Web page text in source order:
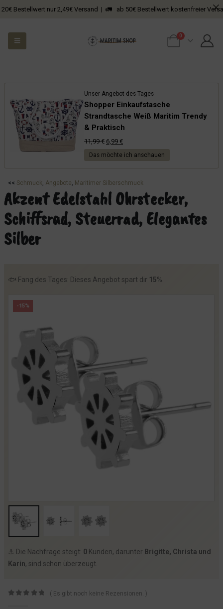
nur 2,49€ Versand | 🚛 ab 50€ Bestellwert kostenfreier Versand
0
Unser Angebot des Tages
Shopper Einkaufstasche
Strandtasche Weiß Maritim Trendy
& Praktisch
11,99€ Ursprünglicher
Preis
6,99 €Aktueller
Preis
Das möchte ich anschauen
<< Schmuck, Angebote, Maritimer Silberschmuck
Akzent Edelstahl Ohrstecker,
Schiffsrad, Steuerrad, Elegantes
Silber
🐟 Fang des Tages: Dieses Angebot spart dir 15%.
-15%
⚓️ Die Nachfrage steigt: 0 Kunden, darunter Brigitte, Christa und
Karin, sind schon überzeugt.
( Es gibt noch keine Rezensionen. )